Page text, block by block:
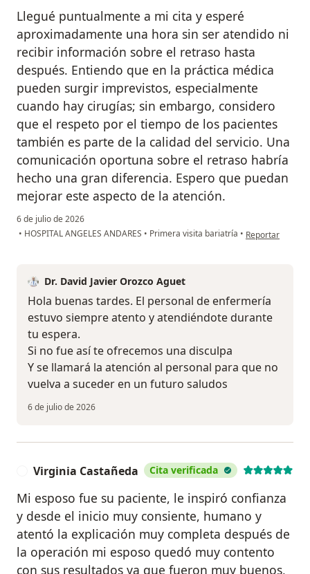
Llegué puntualmente a mi cita y esperé
aproximadamente una hora sin ser atendido ni
recibir información sobre el retraso hasta
después. Entiendo que en la práctica médica
pueden surgir imprevistos, especialmente
cuando hay cirugías; sin embargo, considero
que el respeto por el tiempo de los pacientes
también es parte de la calidad del servicio. Una
comunicación oportuna sobre el retraso habría
hecho una gran diferencia. Espero que puedan
mejorar este aspecto de la atención.
6 de julio de 2026
• HOSPITAL ANGELES ANDARES • Primera visita bariatría • en opinión del
Reportar
Dr. David Javier Orozco Aguet
Hola buenas tardes. El personal de enfermería
estuvo siempre atento y atendiéndote durante
tu espera.
Si no fue así te ofrecemos una disculpa
Y se llamará la atención al personal para que no
vuelva a suceder en un futuro saludos
6 de julio de 2026
Virginia Castañeda Cita verificada
Mi esposo fue su paciente, le inspiró confianza
y desde el inicio muy consiente, humano y
atentó la explicación muy completa después de
la operación mi esposo quedó muy contento
con sus resultados ya que fueron muy buenos,